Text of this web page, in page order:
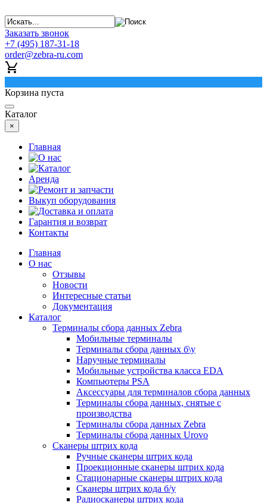
Заказать звонок
+7 (495) 187-31-18
order@zebra-ru.com
Корзина пуста
Каталог
×
Главная
О нас
Каталог
Аренда
Ремонт и запчасти
Выкуп оборудования
Доставка и оплата
Гарантия и возврат
Контакты
Главная
О нас
Отзывы
Новости
Интересные статьи
Документация
Каталог
Терминалы сбора данных Zebra
Мобильные терминалы
Терминалы сбора данных б\у
Наручные терминалы
Мобильные устройства класса EDA
Компьютеры PSA
Аксессуары для терминалов сбора данных
Терминалы сбора данных, снятые с
производства
Терминалы сбора данных Zebra
Терминалы сбора данных Urovo
Сканеры штрих кода
Ручные сканеры штрих кода
Проекционные сканеры штрих кода
Стационарные сканеры штрих кода
Сканеры штрих кода б/у
Радиосканеры штрих кода